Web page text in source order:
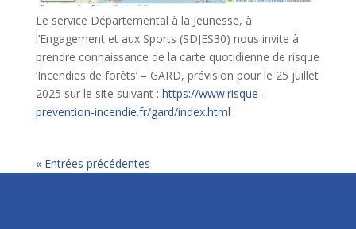
Le service Départemental à la Jeunesse, à
l’Engagement et aux Sports (SDJES30) nous invite à
prendre connaissance de la carte quotidienne de risque
‘Incendies de forêts’ – GARD, prévision pour le 25 juillet
2025 sur le site suivant : https://www.risque-
prevention-incendie.fr/gard/index.html
« Entrées précédentes